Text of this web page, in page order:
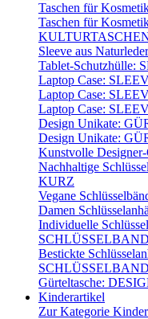
Taschen für
Taschen für
Sleeve aus Naturleder
Tablet-Schutzhülle:
Laptop Case:
Laptop Case:
Laptop Case:
Design Unikate:
Design Unikate:
Kunstvolle
Nachhaltige
KURZ
Vegane
Damen
Individuelle
Bestickte
Gürteltasche:
Kinderartikel
Zur Kategorie